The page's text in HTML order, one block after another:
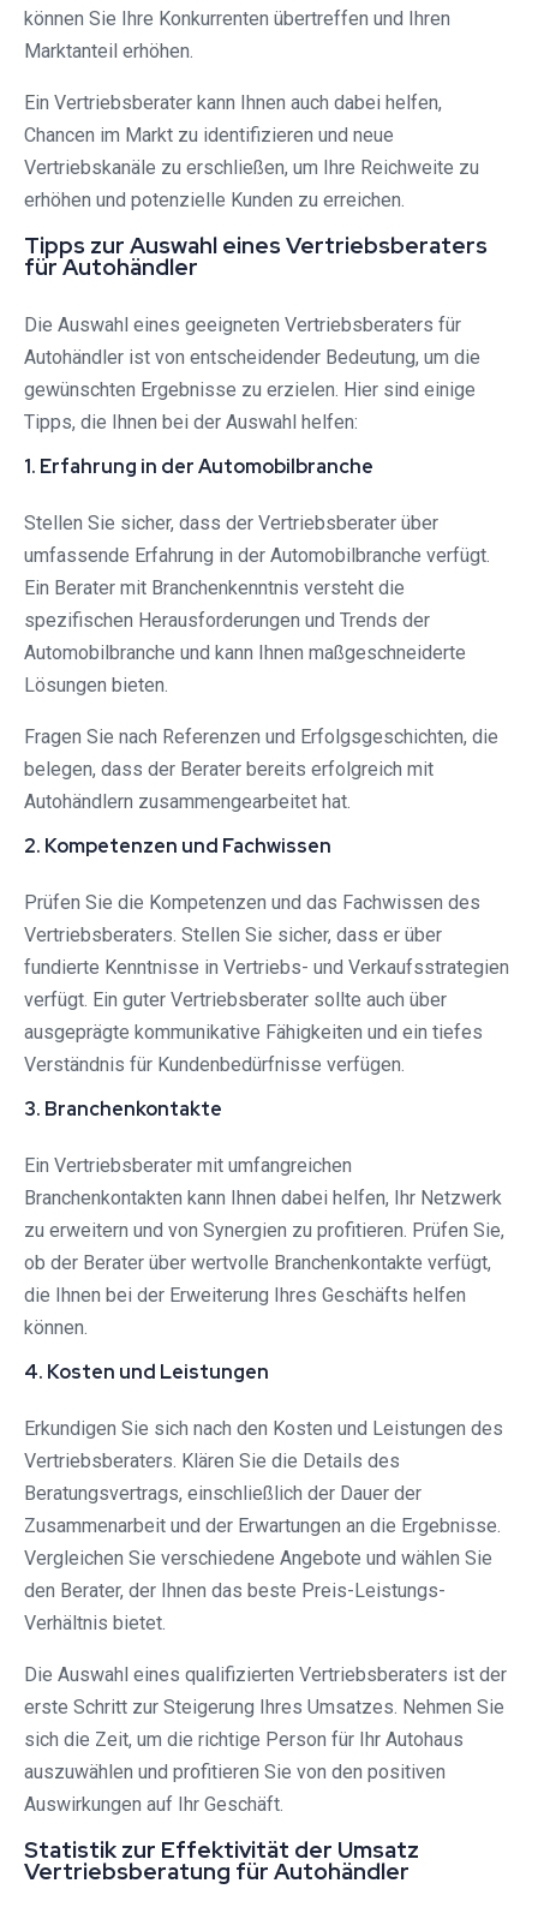
können Sie Ihre Konkurrenten übertreffen und Ihren
Marktanteil erhöhen.
Ein Vertriebsberater kann Ihnen auch dabei helfen,
Chancen im Markt zu identifizieren und neue
Vertriebskanäle zu erschließen, um Ihre Reichweite zu
erhöhen und potenzielle Kunden zu erreichen.
Tipps zur Auswahl eines Vertriebsberaters
für Autohändler
Die Auswahl eines geeigneten Vertriebsberaters für
Autohändler ist von entscheidender Bedeutung, um die
gewünschten Ergebnisse zu erzielen. Hier sind einige
Tipps, die Ihnen bei der Auswahl helfen:
1. Erfahrung in der Automobilbranche
Stellen Sie sicher, dass der Vertriebsberater über
umfassende Erfahrung in der Automobilbranche verfügt.
Ein Berater mit Branchenkenntnis versteht die
spezifischen Herausforderungen und Trends der
Automobilbranche und kann Ihnen maßgeschneiderte
Lösungen bieten.
Fragen Sie nach Referenzen und Erfolgsgeschichten, die
belegen, dass der Berater bereits erfolgreich mit
Autohändlern zusammengearbeitet hat.
2. Kompetenzen und Fachwissen
Prüfen Sie die Kompetenzen und das Fachwissen des
Vertriebsberaters. Stellen Sie sicher, dass er über
fundierte Kenntnisse in Vertriebs- und Verkaufsstrategien
verfügt. Ein guter Vertriebsberater sollte auch über
ausgeprägte kommunikative Fähigkeiten und ein tiefes
Verständnis für Kundenbedürfnisse verfügen.
3. Branchenkontakte
Ein Vertriebsberater mit umfangreichen
Branchenkontakten kann Ihnen dabei helfen, Ihr Netzwerk
zu erweitern und von Synergien zu profitieren. Prüfen Sie,
ob der Berater über wertvolle Branchenkontakte verfügt,
die Ihnen bei der Erweiterung Ihres Geschäfts helfen
können.
4. Kosten und Leistungen
Erkundigen Sie sich nach den Kosten und Leistungen des
Vertriebsberaters. Klären Sie die Details des
Beratungsvertrags, einschließlich der Dauer der
Zusammenarbeit und der Erwartungen an die Ergebnisse.
Vergleichen Sie verschiedene Angebote und wählen Sie
den Berater, der Ihnen das beste Preis-Leistungs-
Verhältnis bietet.
Die Auswahl eines qualifizierten Vertriebsberaters ist der
erste Schritt zur Steigerung Ihres Umsatzes. Nehmen Sie
sich die Zeit, um die richtige Person für Ihr Autohaus
auszuwählen und profitieren Sie von den positiven
Auswirkungen auf Ihr Geschäft.
Statistik zur Effektivität der Umsatz
Vertriebsberatung für Autohändler